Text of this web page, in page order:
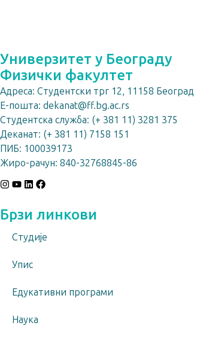
Универзитет у Београду
Физички факултет
Адреса: Студентски трг 12, 11158 Београд
E-пошта: dekanat@ff.bg.ac.rs
Студентска служба: (+ 381 11) 3281 375
Деканат: (+ 381 11) 7158 151
ПИБ: 100039173
Жиро-рачун: 840-32768845-86
Брзи линкови
Студије
Упис
Едукативни програми
Наука